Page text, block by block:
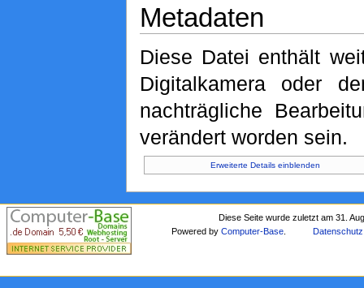
Metadaten
Diese Datei enthält
Digitalkamera oder
nachträgliche
verändert worden sein.
Erweiterte Details einblenden
Diese Seite wurde zuletzt am 31.
Powered byComputer-Base Datenschutz